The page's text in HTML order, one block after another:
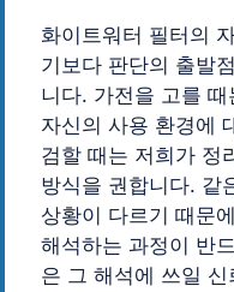
화이트워터 필터의
기보다 판단의 출발
니다. 가전을 고를
자신의 사용 환경에
검할 때는 저희가 정
방식을 권합니다. 같
상황이 다르기 때문
해석하는 과정이 반
은 그 해석에 쓰일